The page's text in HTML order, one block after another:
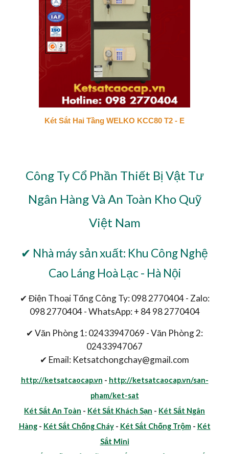
Két Sắt Hai Tầng WELKO KCC80 T2 - E
Công Ty Cổ Phần Thiết Bị Vật Tư
Ngân Hàng Và An Toàn Kho Quỹ
Việt Nam
✔ Nhà máy sản xuất: Khu Công Nghệ
Cao Láng Hoà Lạc - Hà Nội
✔ Điện Thoại Tổng Công Ty: 098 2770404 - Zalo:
098 2770404 - WhatsApp: + 84 98 2770404
✔ Văn Phòng 1: 02433947069 - Văn Phòng 2:
02433947067
✔ Email: Ketsatchongchay@gmail.com
http://ketsatcaocap.vn - http://ketsatcaocap.vn/san-
pham/ket-sat
Két Sắt An Toàn - Két Sắt Khách Sạn - Két Sắt Ngân
Hàng- Két Sắt Chống Cháy- Két Sắt Chống Trộm- Két
Sắt Mini